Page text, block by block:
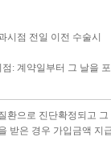
시점 전일 이전 수술시
: 계약일부터 그 날을
환으로 진단확정되고 그
받은 경우 가입금액 지